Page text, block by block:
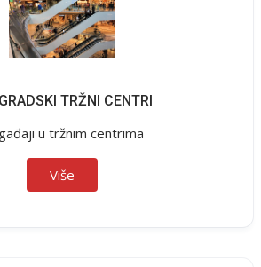
TRŽNI CENTRI
u tržnim centrima
Više